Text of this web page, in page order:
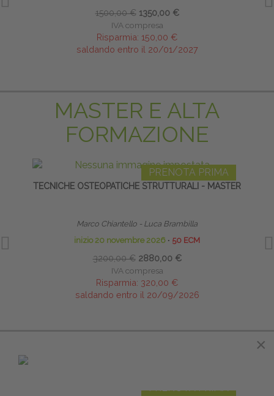
1500,00 € 1350,00 €
IVA compresa
Risparmia: 150,00 €
saldando entro il 20/01/2027
MASTER E ALTA
FORMAZIONE
PRENOTA PRIMA
TECNICHE OSTEOPATICHE STRUTTURALI - MASTER
Marco Chiantello - Luca Brambilla
inizio 20 novembre 2026 ∙ 50 ECM
3200,00 € 2880,00 €
IVA compresa
Risparmia: 320,00 €
saldando entro il 20/09/2026
PRENOTA PRIMA
×